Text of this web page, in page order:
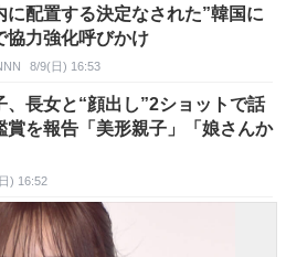
に配置する決定なされた”韓国に
協力強化呼びかけ
8/9(日) 16:53
、長女と“顔出し”2ショットで話
賞を報告「美形親子」「娘さんか
) 16:52